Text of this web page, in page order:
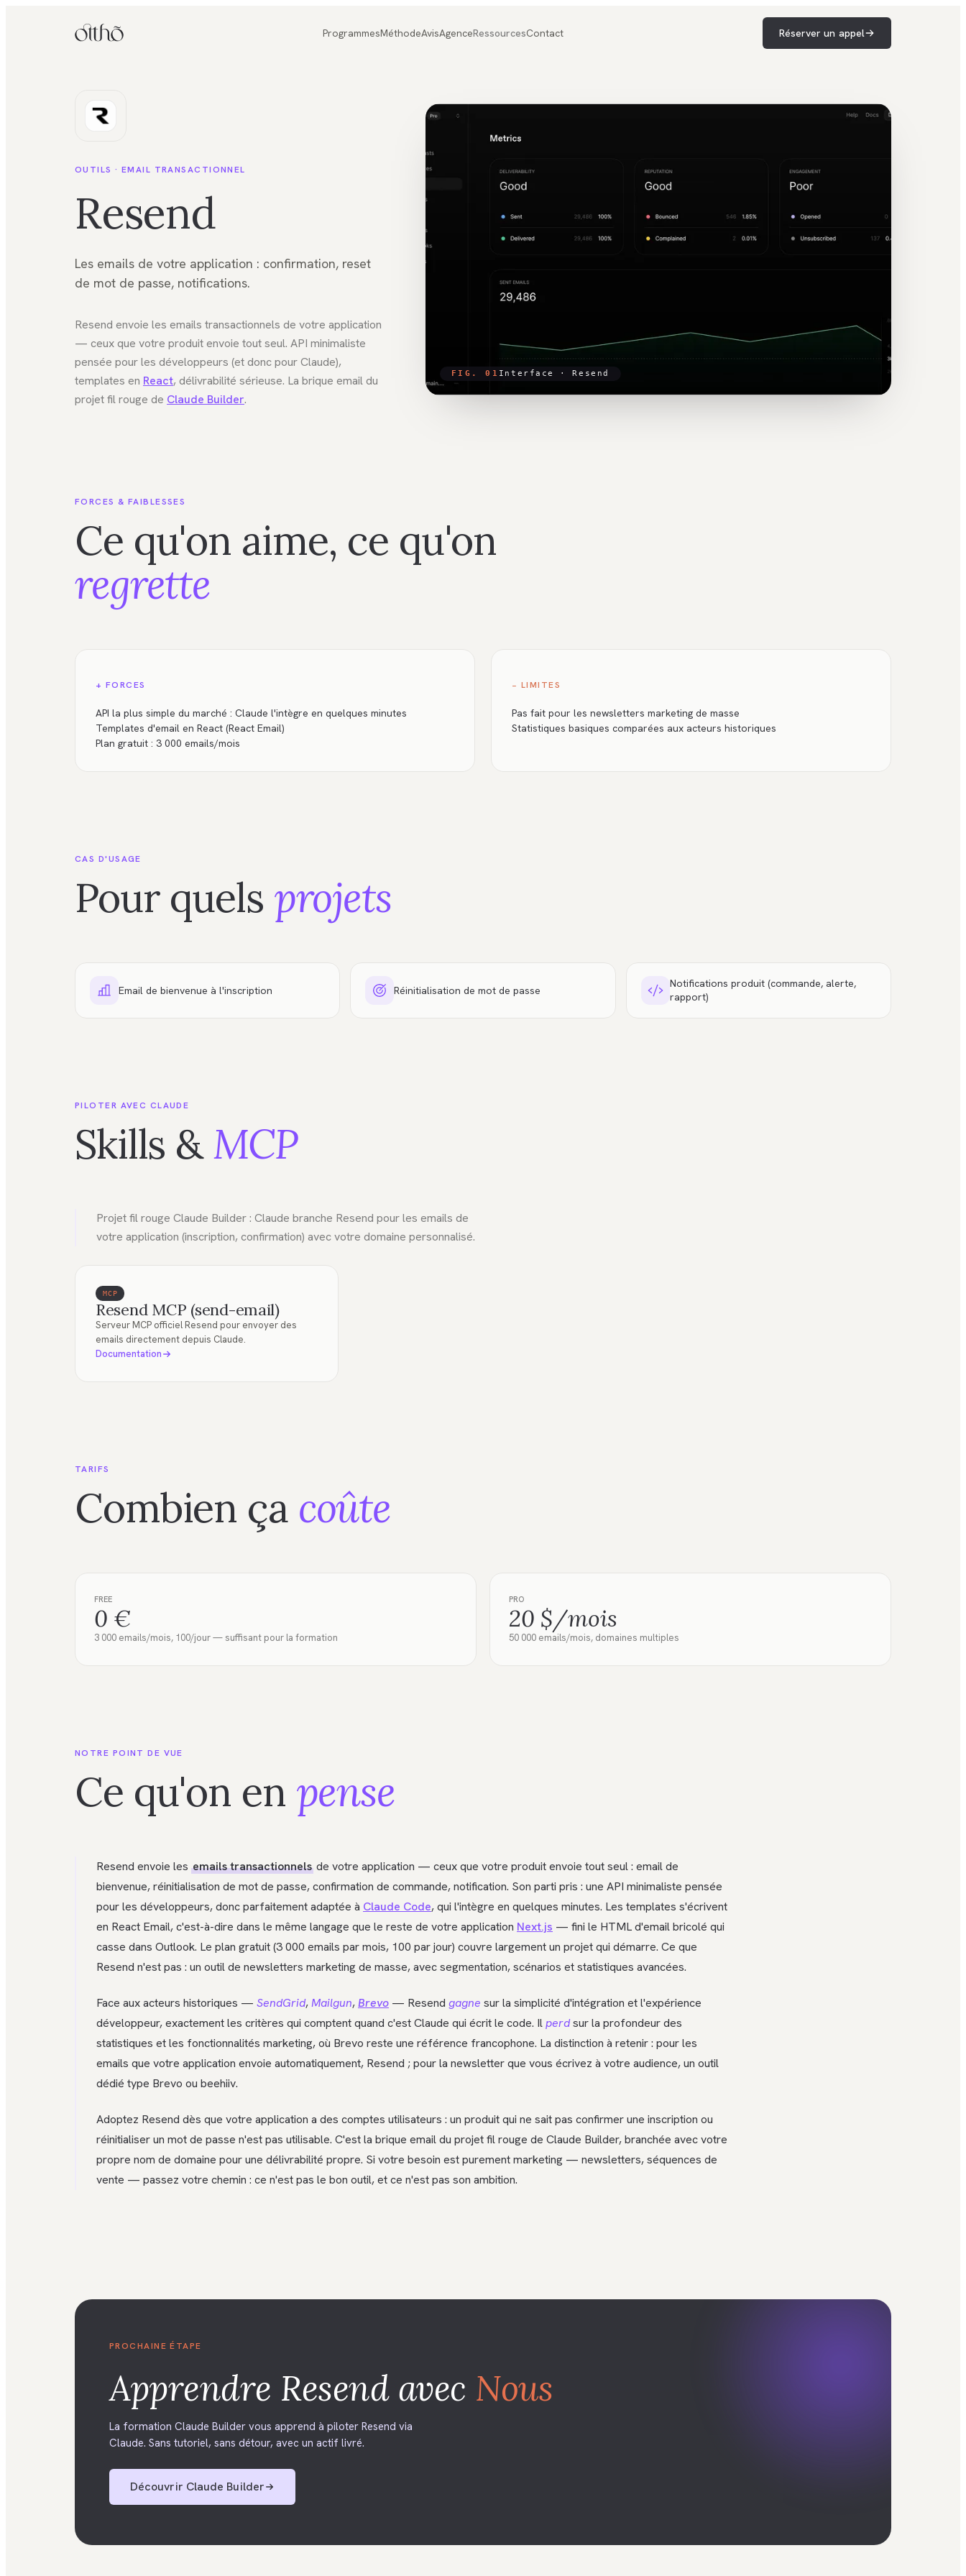
ProgrammesMéthodeAvisAgenceRessourcesContact Réserver un appel
OUTILS · EMAIL TRANSACTIONNEL
Resend
Les emails de votre application : confirmation, reset
de mot de passe, notifications.
Resend envoie les emails transactionnels de votre application
— ceux que votre produit envoie tout seul. API minimaliste
pensée pour les développeurs (et donc pour Claude),
templates en React, délivrabilité sérieuse. La brique email du
projet fil rouge de Claude Builder.
FIG. 01 Interface ·Resend
FORCES & FAIBLESSES
Ce qu'on aime, ce qu'on
regrette
+ FORCES
API la plus simple du marché : Claude l'intègre en quelques minutes
Templates d'email en React (React Email)
Plan gratuit : 3 000 emails/mois
− LIMITES
Pas fait pour les newsletters marketing de masse
Statistiques basiques comparées aux acteurs historiques
CAS D'USAGE
Pour quels projets
Email de bienvenue à l'inscription Réinitialisation de mot de passe
Notifications produit (commande, alerte,
rapport)
PILOTER AVEC CLAUDE
Skills &MCP
Projet fil rouge Claude Builder : Claude branche Resend pour les emails de
votre application (inscription, confirmation) avec votre domaine personnalisé.
MCP
Resend MCP (send-email)
Serveur MCP officiel Resend pour envoyer des
emails directement depuis Claude.
Documentation
TARIFS
Combien ça coûte
FREE
0 €
3 000 emails/mois, 100/jour — suffisant pour la formation
PRO
20 $/mois
50 000 emails/mois, domaines multiples
NOTRE POINT DE VUE
Ce qu'on en pense
Resend envoie les emails transactionnels de votre application — ceux que votre produit envoie tout seul : email de
bienvenue, réinitialisation de mot de passe, confirmation de commande, notification. Son parti pris : une API minimaliste pensée
pour les développeurs, donc parfaitement adaptée à Claude Code, qui l'intègre en quelques minutes. Les templates s'écrivent
en React Email, c'est-à-dire dans le même langage que le reste de votre application Next.js — fini le HTML d'email bricolé qui
casse dans Outlook. Le plan gratuit (3 000 emails par mois, 100 par jour) couvre largement un projet qui démarre. Ce que
Resend n'est pas : un outil de newsletters marketing de masse, avec segmentation, scénarios et statistiques avancées.
Face aux acteurs historiques — SendGrid,Mailgun,Brevo — Resend gagne sur la simplicité d'intégration et l'expérience
développeur, exactement les critères qui comptent quand c'est Claude qui écrit le code. Ilperdsur la profondeur des
statistiques et les fonctionnalités marketing, où Brevo reste une référence francophone. La distinction à retenir : pour les
emails que votre application envoie automatiquement, Resend ; pour la newsletter que vous écrivez à votre audience, un outil
dédié type Brevo ou beehiiv.
Adoptez Resend dès que votre application a des comptes utilisateurs : un produit qui ne sait pas confirmer une inscription ou
réinitialiser un mot de passe n'est pas utilisable. C'est la brique email du projet fil rouge de Claude Builder, branchée avec votre
propre nom de domaine pour une délivrabilité propre. Si votre besoin est purement marketing — newsletters, séquences de
vente — passez votre chemin : ce n'est pas le bon outil, et ce n'est pas son ambition.
PROCHAINE ÉTAPE
Apprendre Resendavec Nous
La formation Claude Builder vous apprend à piloter Resend via
Claude. Sans tutoriel, sans détour, avec un actif livré.
Découvrir Claude Builder